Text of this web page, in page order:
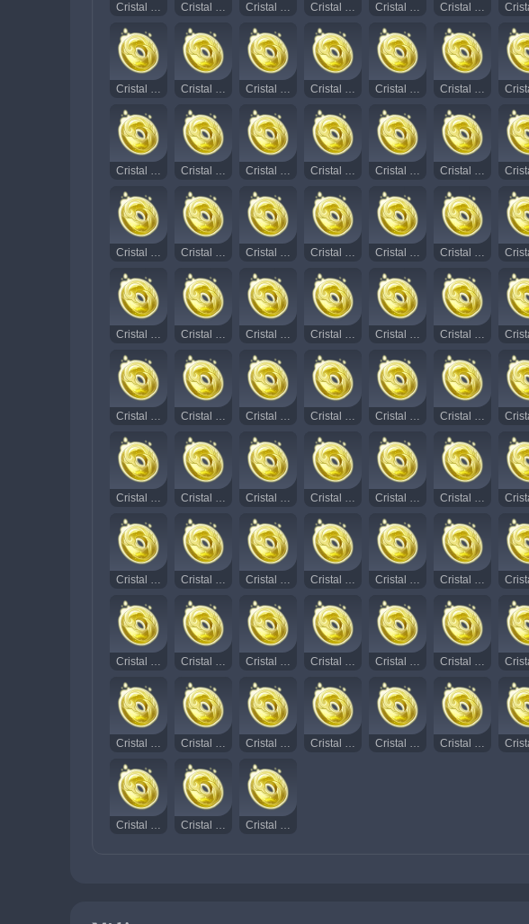
Cristal Rodopiante Radiante 31 Cristal Rodopiante Radiante 32 Cristal Rodopiante Radiante 33 Cristal Rodopiante Radiante 34 Cristal Rodopiante Radiante 35 Cristal Rodopiante Radiante 36
Cristal Rodopiante Radiante 46 Cristal Rodopiante Radiante 47 Cristal Rodopiante Radiante 48 Cristal Rodopiante Radiante 49 Cristal Rodopiante Radiante 50 Cristal Rodopiante Radiante 51
Cristal Rodopiante Radiante 62 Cristal Rodopiante Radiante 63 Cristal Rodopiante Radiante 64 Cristal Rodopiante Radiante 65 Cristal Rodopiante Radiante 66 Cristal Rodopiante Radiante 67
Cristal Rodopiante Radiante 77 Cristal Rodopiante Radiante 78 Cristal Rodopiante Radiante 79 Cristal Rodopiante Radiante 80 Cristal Rodopiante Radiante 81 Cristal Rodopiante Radiante 82
Cristal Rodopiante Radiante 92 Cristal Rodopiante Radiante 93 Cristal Rodopiante Radiante 94 Cristal Rodopiante Radiante 95 Cristal Rodopiante Radiante 96 Cristal Rodopiante Radiante 97
Cristal Rodopiante Radiante 107 Cristal Rodopiante Radiante 108 Cristal Rodopiante Radiante 109 Cristal Rodopiante Radiante 110 Cristal Rodopiante Radiante 111 Cristal Rodopiante Radiante 112
Cristal Rodopiante Radiante 122 Cristal Rodopiante Radiante 123 Cristal Rodopiante Radiante 124 Cristal Rodopiante Radiante 125 Cristal Rodopiante Radiante 126 Cristal Rodopiante Radiante 127
Cristal Rodopiante Radiante 137 Cristal Rodopiante Radiante 138 Cristal Rodopiante Radiante 139 Cristal Rodopiante Radiante 140 Cristal Rodopiante Radiante 141 Cristal Rodopiante Radiante 142
Cristal Rodopiante Radiante 152 Cristal Rodopiante Radiante 153 Cristal Rodopiante Radiante 154 Cristal Rodopiante Radiante 155 Cristal Rodopiante Radiante 156 Cristal Rodopiante Radiante "The Long Way Home: Part I"
Cristal Rodopiante Radiante 165 Cristal Rodopiante Radiante 166 Cristal Rodopiante Radiante 167 Cristal Rodopiante Radiante 168 Cristal Rodopiante Radiante 169 Cristal Rodopiante Radiante 170
Cristal Rodopiante Radiante 180 Cristal Rodopiante Radiante 181 Cristal Rodopiante Radiante 182